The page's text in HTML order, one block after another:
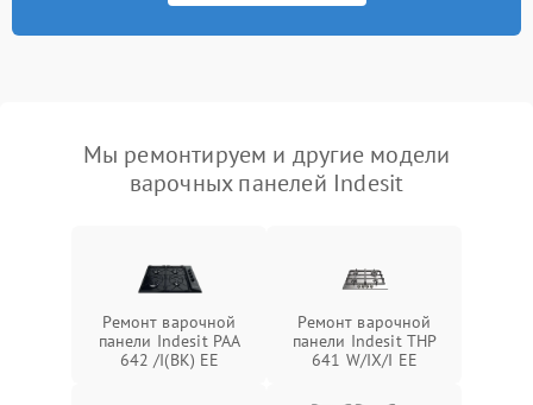
Мы ремонтируем и другие модели
варочных панелей Indesit
Ремонт варочной
панели Indesit PAA
642 /I(BK) EE
Ремонт варочной
панели Indesit THP
641 W/IX/I EE